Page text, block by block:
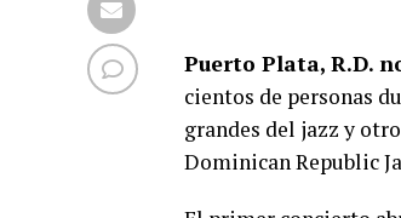
Puerto Plata, R.D.
cientos de personas
grandes del jazz y
Dominican Republic